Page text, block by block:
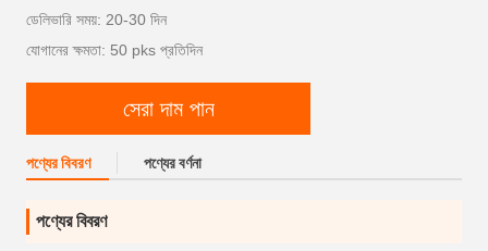
ডেলিভারি সময়: 20-30 দিন
যোগানের ক্ষমতা: 50 pks প্রতিদিন
সেরা দাম পান
পণ্যের বিবরণ পণ্যের বর্ণনা
পণ্যের বিবরণ